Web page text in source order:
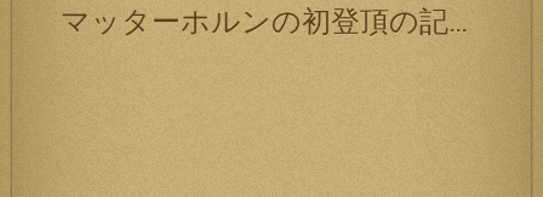
マッターホルンの初登頂の記録です